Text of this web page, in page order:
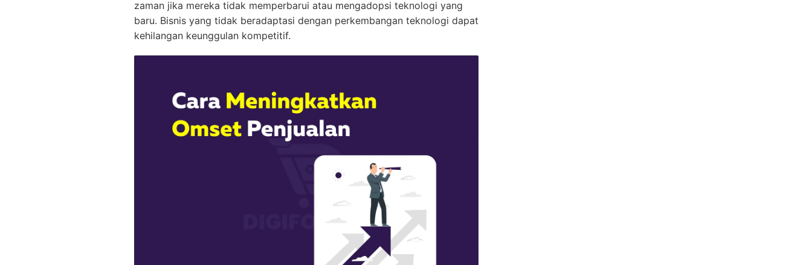
zaman jika mereka tidak memperbarui atau mengadopsi teknologi yang
baru. Bisnis yang tidak beradaptasi dengan perkembangan teknologi dapat
kehilangan keunggulan kompetitif.